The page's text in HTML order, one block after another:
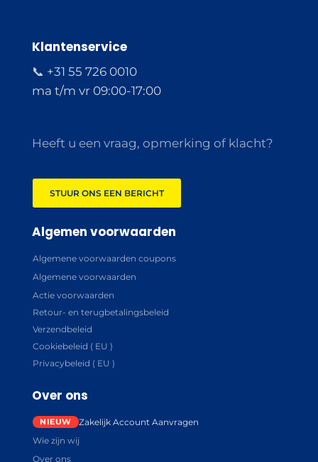
Klantenservice
📞 +31 55 726 0010
ma t/m vr 09:00-17:00
Heeft u een vraag, opmerking of klacht?
STUUR ONS EEN BERICHT
Algemen voorwaarden
Algemene voorwaarden coupons
Algemene voorwaarden
Actie voorwaarden
Retour- en terugbetalingsbeleid
Verzendbeleid
Cookiebeleid ( EU )
Privacybeleid ( EU )
Over ons
Zakelijk Account Aanvragen
Wie zijn wij
Over ons